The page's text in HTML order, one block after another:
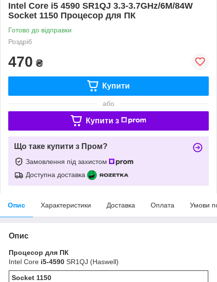
Intel Core i5 4590 SR1QJ 3.3-3.7GHz/6M/84W
Socket 1150 Процесор для ПК
Готово до відправки
Роздріб
470 ₴
Купити
або
Купити з
Що таке купити з Пром?
Замовлення під захистом
Доступна доставка
Опис Характеристики Доставка Оплата Умови
Опис
Процесор для ПК
Intel Core i5-4590 SR1QJ (Haswell)
Socket 1150